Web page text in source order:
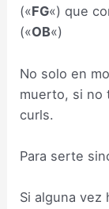
(«FG«) que
(«OB«)
No solo en
muerto, si no
curls.
Para serte
Si alguna vez